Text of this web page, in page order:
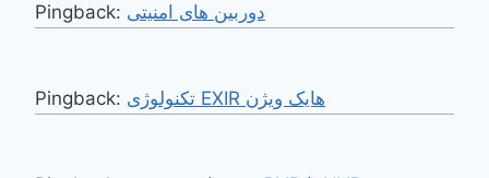
Pingback: دوربین های امنیتی
Pingback: تکنولوژی EXIR هایک ویژن